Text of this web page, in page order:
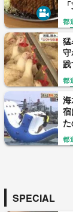
都
猛
守
都
海
宿
都
SPECIAL